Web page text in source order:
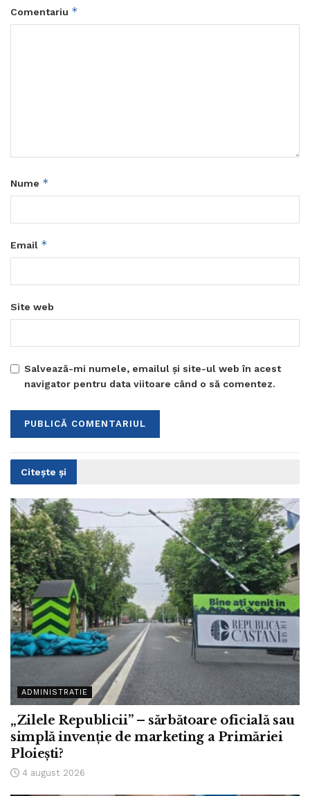
Comentariu *
Nume *
Email *
Site web
Salvează-mi numele, emailul și site-ul web în acest
navigator pentru data viitoare când o să comentez.
Citește și
ADMINISTRATIE
„Zilele Republicii” – sărbătoare oficială sau
simplă invenție de marketing a Primăriei
Ploiești?
4 august 2026